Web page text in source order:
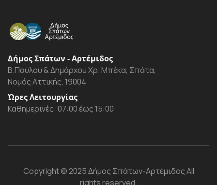
Δήμος Σπάτων - Αρτέμιδος
Β.Παύλου & Δημάρχου Χρ. Μπέκα, Σπάτα,
Νομός Αττικής, 19004
Ώρες Λειτουργίας
Καθημερινές: 07:00 έως 15:00
Copyright© 2025 Δήμος Σπάτων-ΑρτέμιδοςAll
rights reserved.